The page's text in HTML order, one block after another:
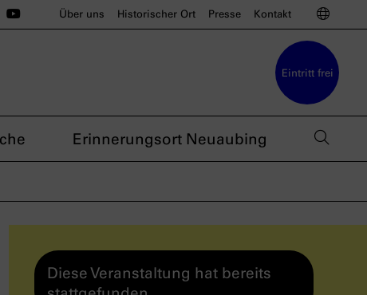
auf Instagram
München auf BlueSky
München auf Threads
nsdoku München auf TikTok
Das nsdoku München auf YouTube
Über uns Historischer Ort Presse Kontakt
Eintritt frei
Erinnerungsort Neuaubing
Diese Veranstaltung hat bereits